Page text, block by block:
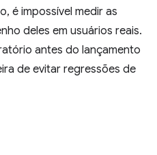
é impossível medir as
deles em usuários reais.
antes do lançamento
de evitar regressões de